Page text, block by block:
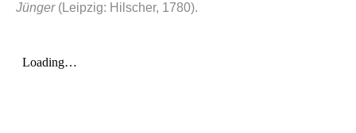
Jünger(Leipzig: Hilscher, 1780).